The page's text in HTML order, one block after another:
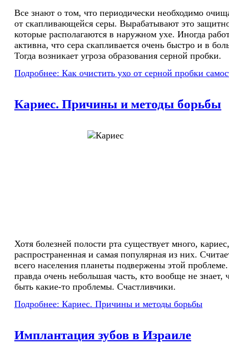
Все знают о том, что периодически необходимо
от скапливающейся серы. Вырабатывают это
которые располагаются в наружном ухе. Иногда
активна, что сера скапливается очень быстро и в
Тогда возникает угроза образования серной пробки.
Подробнее: Как очистить ухо от серной пробки
Кариес. Причины и методы борьбы
Хотя болезней полости рта существует много,
распространенная и самая популярная из них.
всего населения планеты подвержены этой
правда очень небольшая часть, кто вообще не знает,
быть какие-то проблемы. Счастливчики.
Подробнее: Кариес. Причины и методы борьбы
Имплантация зубов в Израиле